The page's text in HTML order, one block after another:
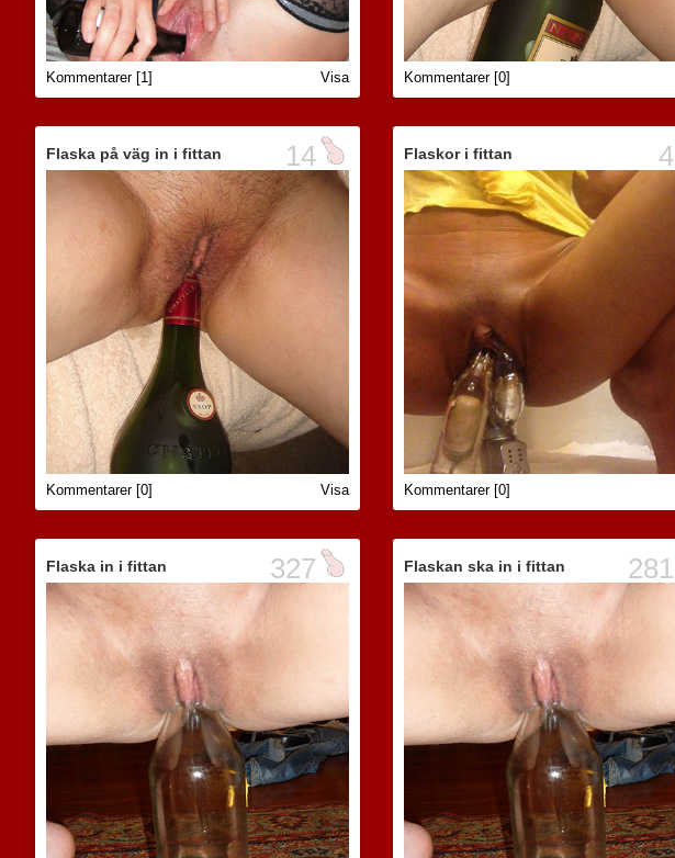
Visa
Kommentarer [1] Kommentarer [0]
Flaska på väg in i fittan 14
Visa
Kommentarer [0]
Flaskor i fittan 4
Kommentarer [0]
Flaska in i fittan 327 Flaskan ska in i fittan 281